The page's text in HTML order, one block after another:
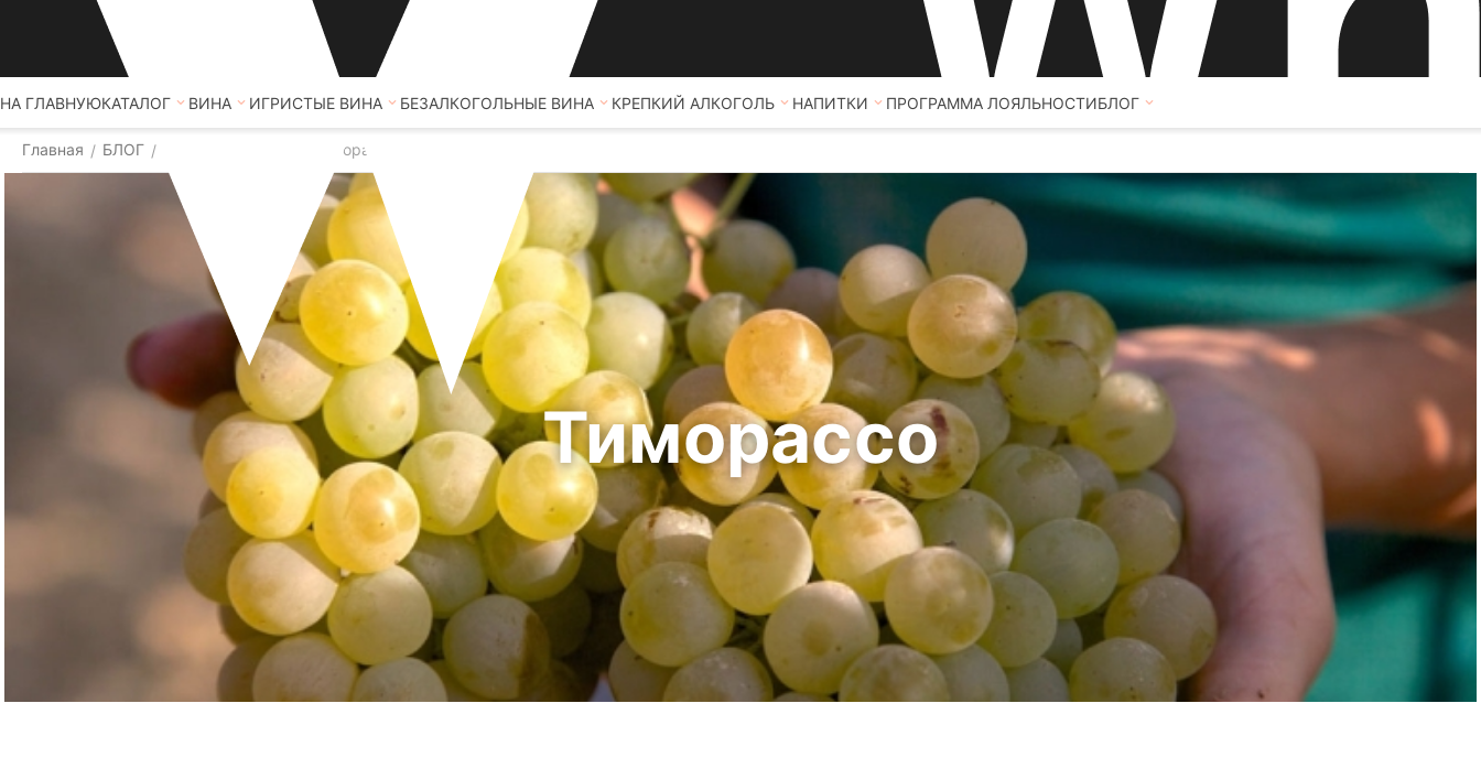
НА ГЛАВНУЮКАТАЛОГ ВИНА ИГРИСТЫЕ ВИНА БЕЗАЛКОГОЛЬНЫЕ ВИНА КРЕПКИЙ АЛКОГОЛЬ НАПИТКИ ПРОГРАММА ЛОЯЛЬНОСТИБЛОГ
Главная / БЛОГ / Тиморассо
Тиморассо